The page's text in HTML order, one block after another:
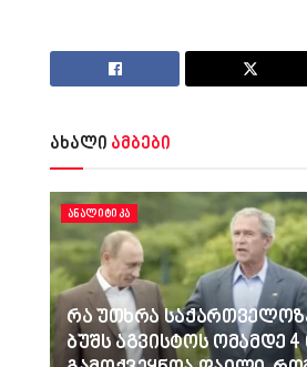
ახალი ამბები
ᲐᲜᲐᲚᲘᲢᲘᲙᲐ
რა უთხრა
ბუშს აგვისტოს ომამდე